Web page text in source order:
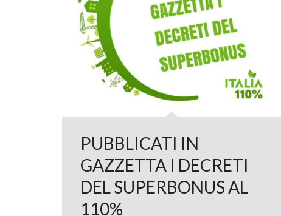
PUBBLICATI IN
GAZZETTA I DECRETI
DEL SUPERBONUS AL
110%